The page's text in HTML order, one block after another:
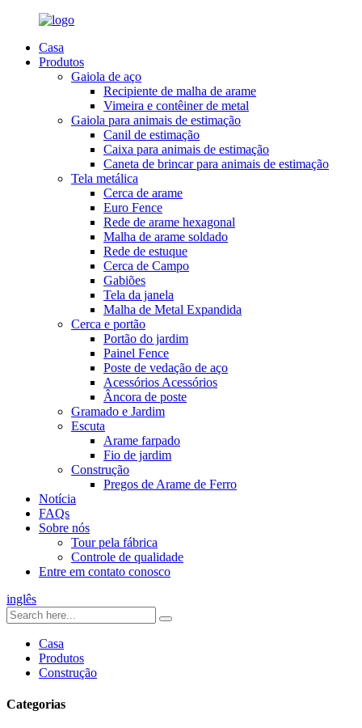
Casa
Produtos
Gaiola de aço
Recipiente de malha de arame
Vimeira e contêiner de metal
Gaiola para animais de estimação
Canil de estimação
Caixa para animais de estimação
Caneta de brincar para animais de estimação
Tela metálica
Cerca de arame
Euro Fence
Rede de arame hexagonal
Malha de arame soldado
Rede de estuque
Cerca de Campo
Gabiões
Tela da janela
Malha de Metal Expandida
Cerca e portão
Portão do jardim
Painel Fence
Poste de vedação de aço
Acessórios Acessórios
Âncora de poste
Gramado e Jardim
Escuta
Arame farpado
Fio de jardim
Construção
Pregos de Arame de Ferro
Notícia
FAQs
Sobre nós
Tour pela fábrica
Controle de qualidade
Entre em contato conosco
inglês
Casa
Produtos
Construção
Categorias